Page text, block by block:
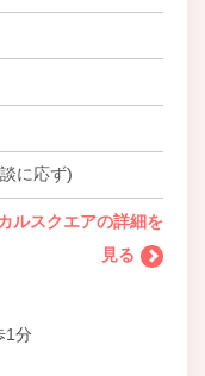
に応ず)
ルスクエアの詳細を
見る
1分